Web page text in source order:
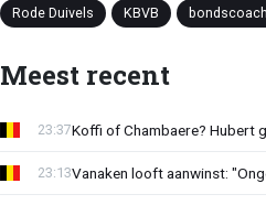
Rode Duivels KBVB bondscoach
Meest recent
Koffi of Chambaere? Hubert
23:37
Vanaken looft aanwinst:
23:13